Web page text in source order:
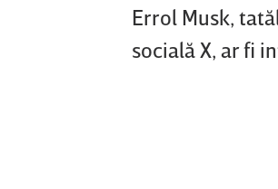
Errol Musk,
socială X, ar fi